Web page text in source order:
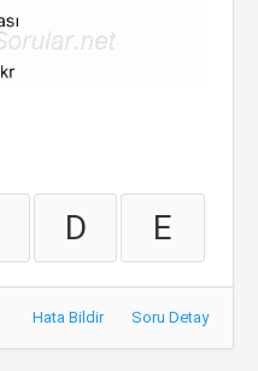
D E
Hata Bildir Soru Detay